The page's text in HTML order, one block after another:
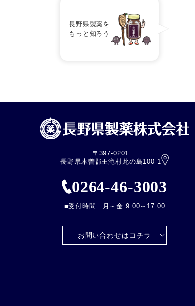
長野県製薬を
もっと知ろう
〒397-0201
長野県木曽郡王滝村此の島100-1
0264-46-3003
■受付時間 月～金 9:00～17:00
お問い合わせはコチラ